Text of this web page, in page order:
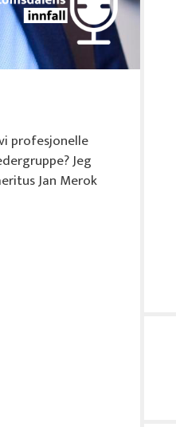
profesjonelle
Jeg
Jan Merok